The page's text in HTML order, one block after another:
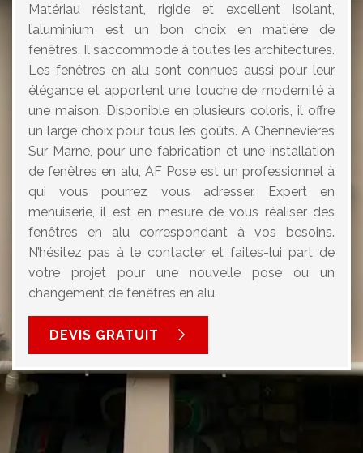
Matériau résistant, rigide et excellent isolant,
l’aluminium est un bon choix en matière de
fenêtres. Il s’accommode à toutes les architectures.
Les fenêtres en alu sont connues aussi pour leur
élégance et apportent une touche de modernité à
une maison. Disponible en plusieurs coloris, il offre
un large choix pour tous les goûts. A Chennevieres
Sur Marne, pour une fabrication et une installation
de fenêtres en alu, AF Pose est un professionnel à
qui vous pourrez vous adresser. Expert en
menuiserie, il est en mesure de vous réaliser des
fenêtres en alu correspondant à vos besoins.
N’hésitez pas à le contacter et faites-lui part de
votre projet pour une nouvelle pose ou un
changement de fenêtres en alu.
DEVIS GRATUIT